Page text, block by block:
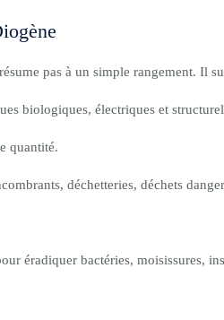
pas à un simple rangement. Il
biologiques, électriques et
quantité.
déchetteries, déchets
éradiquer bactéries, moisissures,